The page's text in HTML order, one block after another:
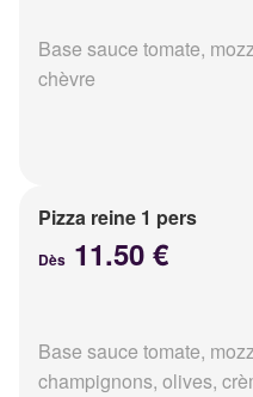
Base sauce tomate,
chèvre
Pizza reine 1 pers
Dès 11.50 €
Base sauce tomate,
champignons, olives,